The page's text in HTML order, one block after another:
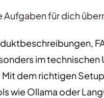
Aufgaben für dich
im technischen
Mit dem richtigen
wie Ollama oder